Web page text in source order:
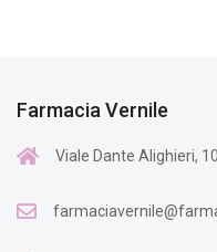
Farmacia Vernile
Viale Dante Alighieri,